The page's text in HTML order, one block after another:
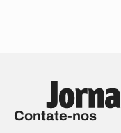
Contate-nos